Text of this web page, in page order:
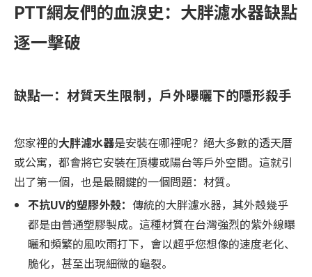
PTT網友們的血淚史：大胖濾水器缺點
逐一擊破
缺點一：材質天生限制，戶外曝曬下的隱形殺手
您家裡的大胖濾水器是安裝在哪裡呢？絕大多數的透天厝
或公寓，都會將它安裝在頂樓或陽台等戶外空間。這就引
出了第一個，也是最關鍵的一個問題：材質。
不抗UV的塑膠外殼： 傳統的大胖濾水器，其外殼幾乎
都是由普通塑膠製成。這種材質在台灣強烈的紫外線曝
曬和頻繁的風吹雨打下，會以超乎您想像的速度老化、
脆化，甚至出現細微的龜裂。